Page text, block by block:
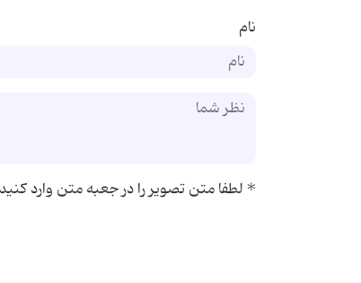
نام
*لطفا متن تصویر را در جعبه متن وارد کنید